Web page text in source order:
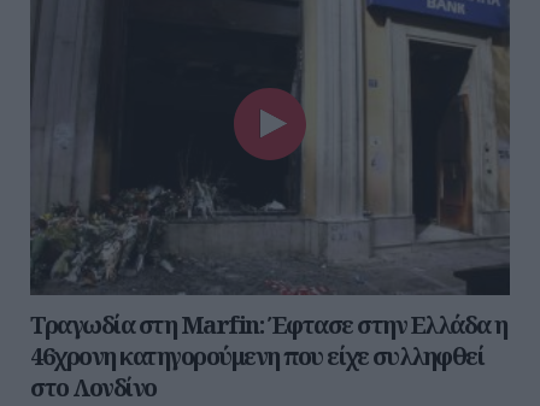
Τραγωδία στη Marfin: Έφτασε στην Ελλάδα η
46χρονη κατηγορούμενη που είχε συλληφθεί
στο Λονδίνο